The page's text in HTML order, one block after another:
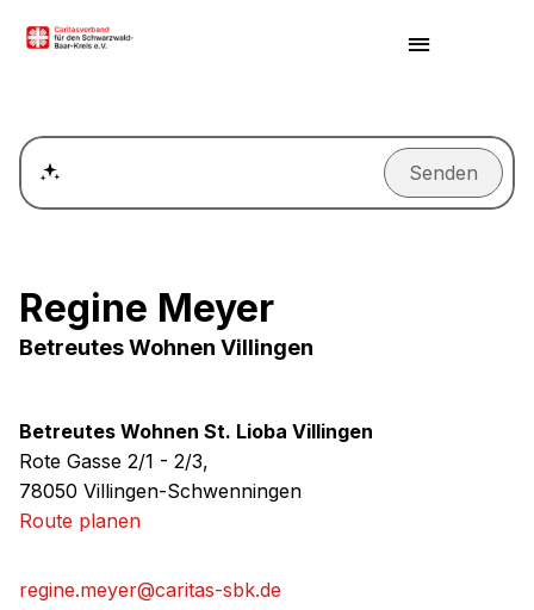
Wie kann ich einen Termin für ein Beratungsgespräch
Senden
Betreutes Wohnen St. Lioba Villingen
Rote Gasse 2/1 - 2/3,
78050 Villingen-Schwenningen
Route planen
Regine Meyer
Betreutes Wohnen Villingen
regine.meyer@caritas-sbk.de